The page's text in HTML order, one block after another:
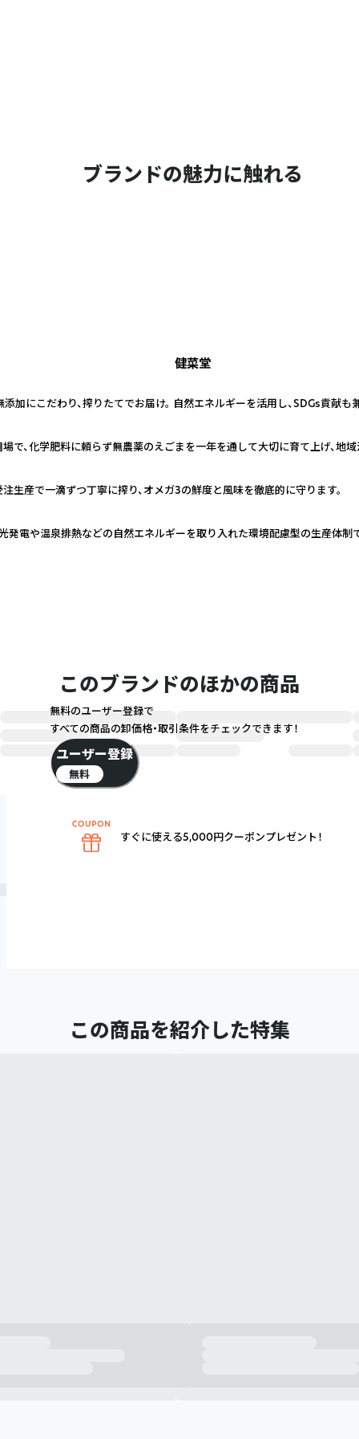
ブランドの魅力に触れる
健菜堂
添加にこだわり、搾りたてでお届け。 自然エネルギーを活用し、SDGs貢献
で、化学肥料に頼らず無農薬のえごまを一年を通して大切に育て上げ、地
生産で一滴ずつ丁寧に搾り、オメガ3の鮮度と風味を徹底的に守ります。
発電や温泉排熱などの自然エネルギーを取り入れた環境配慮型の生産体制
このブランドのほかの商品
この商品を紹介した特集
無料のユーザー登録で
すべての商品の卸価格・取引条件をチェックできます！
ユーザー登録
無料
すぐに使える5,000円クーポンプレゼント！